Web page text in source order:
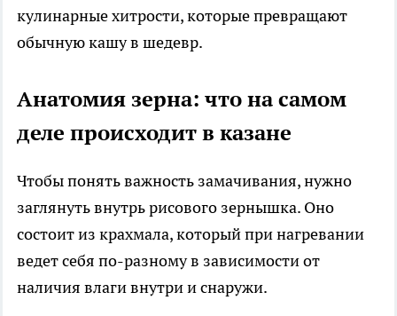
кулинарные хитрости, которые превращают
обычную кашу в шедевр.
Анатомия зерна: что на самом
деле происходит в казане
Чтобы понять важность замачивания, нужно
заглянуть внутрь рисового зернышка. Оно
состоит из крахмала, который при нагревании
ведет себя по-разному в зависимости от
наличия влаги внутри и снаружи.